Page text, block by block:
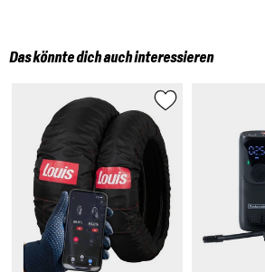
Das könnte dich auch interessieren